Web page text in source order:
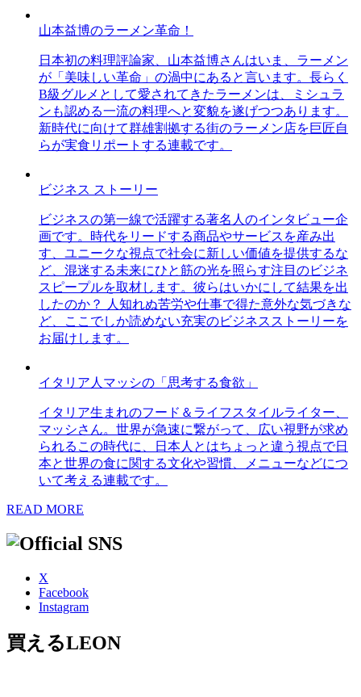
山本益博のラーメン革命！
日本初の料理評論家、山本益博さんはいま、ラーメン
が「美味しい革命」の渦中にあると言います。長らく
B級グルメとして愛されてきたラーメンは、ミシュラ
ンも認める一流の料理へと変貌を遂げつつあります。
新時代に向けて群雄割拠する街のラーメン店を巨匠自
らが実食リポートする連載です。
ビジネス ストーリー
ビジネスの第一線で活躍する著名人のインタビュー企
画です。時代をリードする商品やサービスを産み出
す、ユニークな視点で社会に新しい価値を提供するな
ど、混迷する未来にひと筋の光を照らす注目のビジネ
スピープルを取材します。彼らはいかにして結果を出
したのか？ 人知れぬ苦労や仕事で得た意外な気づきな
ど、ここでしか読めない充実のビジネスストーリーを
お届けします。
イタリア人マッシの「思考する食欲」
イタリア生まれのフード＆ライフスタイルライター、
マッシさん。世界が急速に繋がって、広い視野が求め
られるこの時代に、日本人とはちょっと違う視点で日
本と世界の食に関する文化や習慣、メニューなどにつ
いて考える連載です。
READ MORE
X
Facebook
Instagram
買えるLEON